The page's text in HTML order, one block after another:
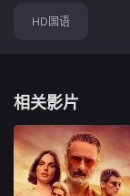
HD国语
相关影片